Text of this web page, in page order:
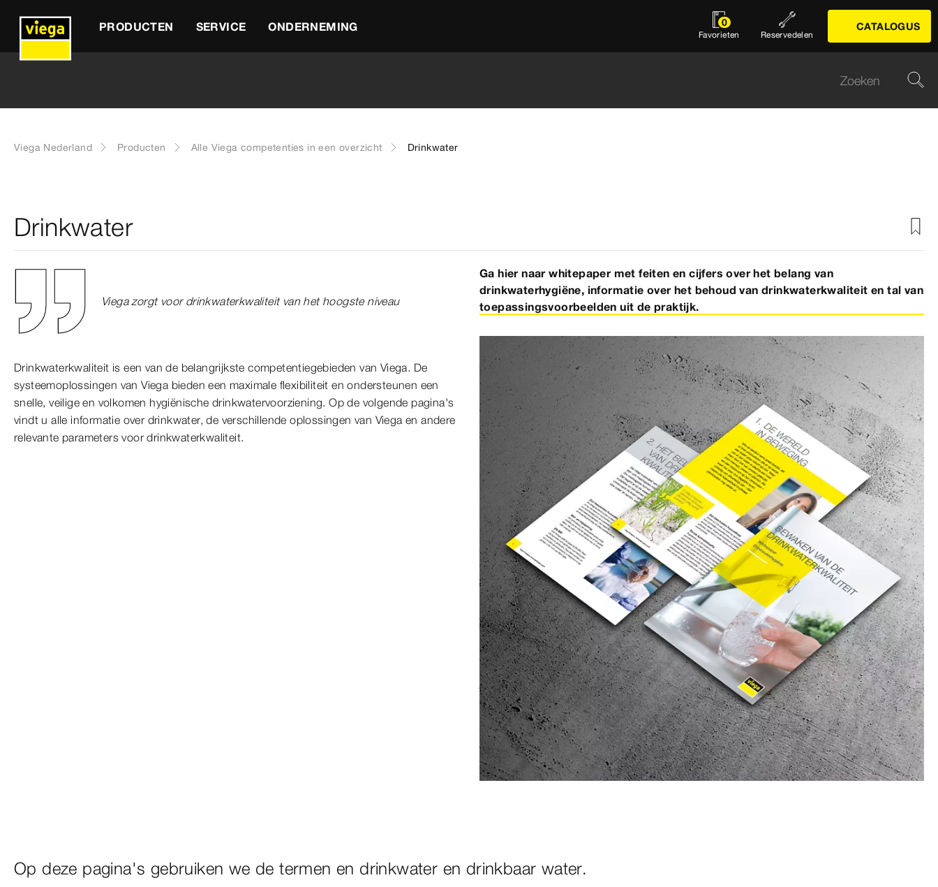
PRODUCTEN SERVICE ONDERNEMING 0
Favorieten Reservedelen
CATALOGUS
Viega Nederland Producten Alle Viega competenties in een overzicht Drinkwater
Drinkwater
Viega zorgt voor drinkwaterkwaliteit van het hoogste niveau
Drinkwaterkwaliteit is een van de belangrijkste competentiegebieden van Viega. De
systeemoplossingen van Viega bieden een maximale flexibiliteit en ondersteunen een
snelle, veilige en volkomen hygiënische drinkwatervoorziening. Op de volgende pagina's
vindt u alle informatie over drinkwater, de verschillende oplossingen van Viega en andere
relevante parameters voor drinkwaterkwaliteit.
Ga hier naar whitepaper met feiten en cijfers over het belang van
drinkwaterhygiëne, informatie over het behoud van drinkwaterkwaliteit en tal van
toepassingsvoorbeelden uit de praktijk.
Op deze pagina's gebruiken we de termen en drinkwater en drinkbaar water.